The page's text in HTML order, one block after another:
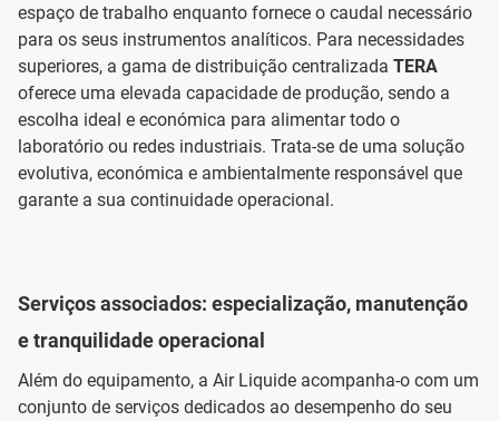
espaço de trabalho enquanto fornece o caudal necessário
para os seus instrumentos analíticos. Para necessidades
superiores, a gama de distribuição centralizada TERA
oferece uma elevada capacidade de produção, sendo a
escolha ideal e económica para alimentar todo o
laboratório ou redes industriais. Trata-se de uma solução
evolutiva, económica e ambientalmente responsável que
garante a sua continuidade operacional.
Serviços associados: especialização, manutenção
e tranquilidade operacional
Além do equipamento, a Air Liquide acompanha-o com um
conjunto de serviços dedicados ao desempenho do seu